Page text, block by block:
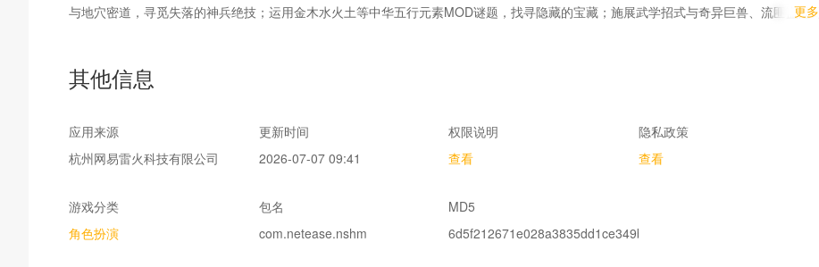
与地穴密道，寻觅失落的神兵绝技；运用金木水火土等中华五行元素MOD谜题，找寻隐藏的宝藏；施展武学招式与奇异巨兽、流匪盗寇野
游戏还全景式还原了《清明上河图》式的市井百态，玩家将在细腻的烟火气息中体验百味人生：起舞吟唱、拉弓射虎、拍案惊堂...通过近
不肝：首创“殊途同归”，玩家可按照喜欢的玩法与熟悉的方式闯荡江湖，收益都能拿满；删除日常周常一条龙，破除MMO所有陈旧套路；
1 更多
其他信息
应用来源
杭州网易雷火科技有限公司
更新时间
2026-07-07 09:41
权限说明
查看
隐私政策
查看
游戏分类
角色扮演
包名
com.netease.nshm
MD5
6d5f212671e028a3835dd1ce349b3b48